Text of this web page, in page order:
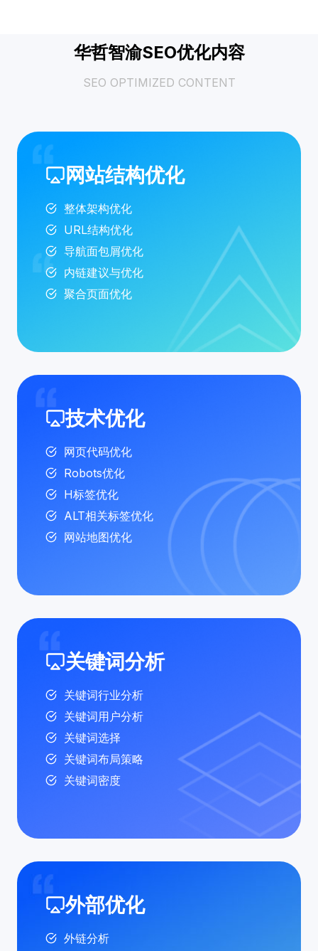
华哲智渝SEO优化内容
SEO OPTIMIZED CONTENT
网站结构优化
整体架构优化
URL结构优化
导航面包屑优化
内链建议与优化
聚合页面优化
技术优化
网页代码优化
Robots优化
H标签优化
ALT相关标签优化
网站地图优化
关键词分析
关键词行业分析
关键词用户分析
关键词选择
关键词布局策略
关键词密度
外部优化
外链分析